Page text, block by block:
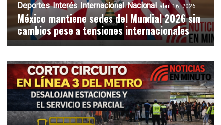
Deportes Interés Internacional Nacional abril 16, 2026
México mantiene sedes del Mundial 2026 sin
cambios pese a tensiones internacionales